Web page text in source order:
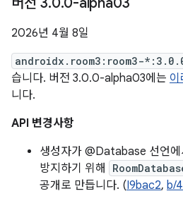
2026년 4월 8일
androidx.room3:room3-
습니다. 버전 3.0.0-alpha03에는 이
니다.
API 변경사항
생성자가 @Database 선언
방지하기 위해
공개로 만듭니다. (I9bac2, b/